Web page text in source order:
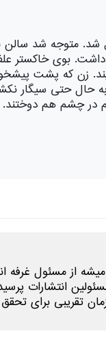
شد. متوجه شد
داشت. بوی
زن كه پشت
حال حتی سیگار
در چشم هم
از مسئول غرفه
انتشارات
تقریبی برای تحقق